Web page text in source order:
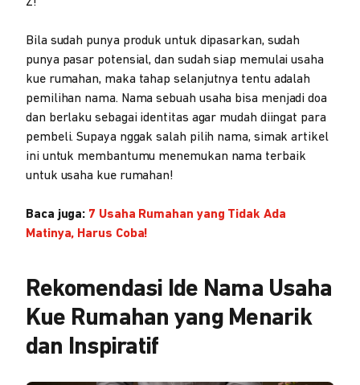
Z!
Bila sudah punya produk untuk dipasarkan, sudah
punya pasar potensial, dan sudah siap memulai usaha
kue rumahan, maka tahap selanjutnya tentu adalah
pemilihan nama. Nama sebuah usaha bisa menjadi doa
dan berlaku sebagai identitas agar mudah diingat para
pembeli. Supaya nggak salah pilih nama, simak artikel
ini untuk membantumu menemukan nama terbaik
untuk usaha kue rumahan!
Baca juga: 7 Usaha Rumahan yang Tidak Ada
Matinya, Harus Coba!
Rekomendasi Ide Nama Usaha
Kue Rumahan yang Menarik
dan Inspiratif